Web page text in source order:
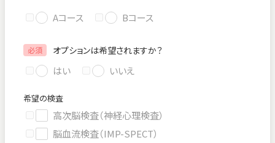
Aコース Bコース
必須 オプションは希望されますか？
はい いいえ
希望の検査
高次脳検査（神経心理検査）
脳血流検査（IMP-SPECT）